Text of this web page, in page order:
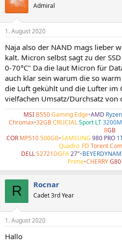
Admiral
1. August 2020
Naja also der NAND mags lieber
kalt. Micron selbst sagt zu der
0-70°C" Da die laut Micron für
auch klar sein warum die so
die Luft gekühlt und die Lufter im
vielfachen Umsatz/Durchsatz von
MSI B550Gaming Edge•AMD Ryzen
Chromax•32GBCRUCIALSport LT
8GB
COR MP510 500GB•SAMSUNG 980 PRO
Quadro FD Torent
DELL S2721DGFA 27"•
Prime•CHERRY
R Rocnar
Cadet 3rd Year
1. August 2020
Hallo